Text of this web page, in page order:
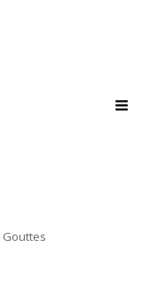
Gouttes